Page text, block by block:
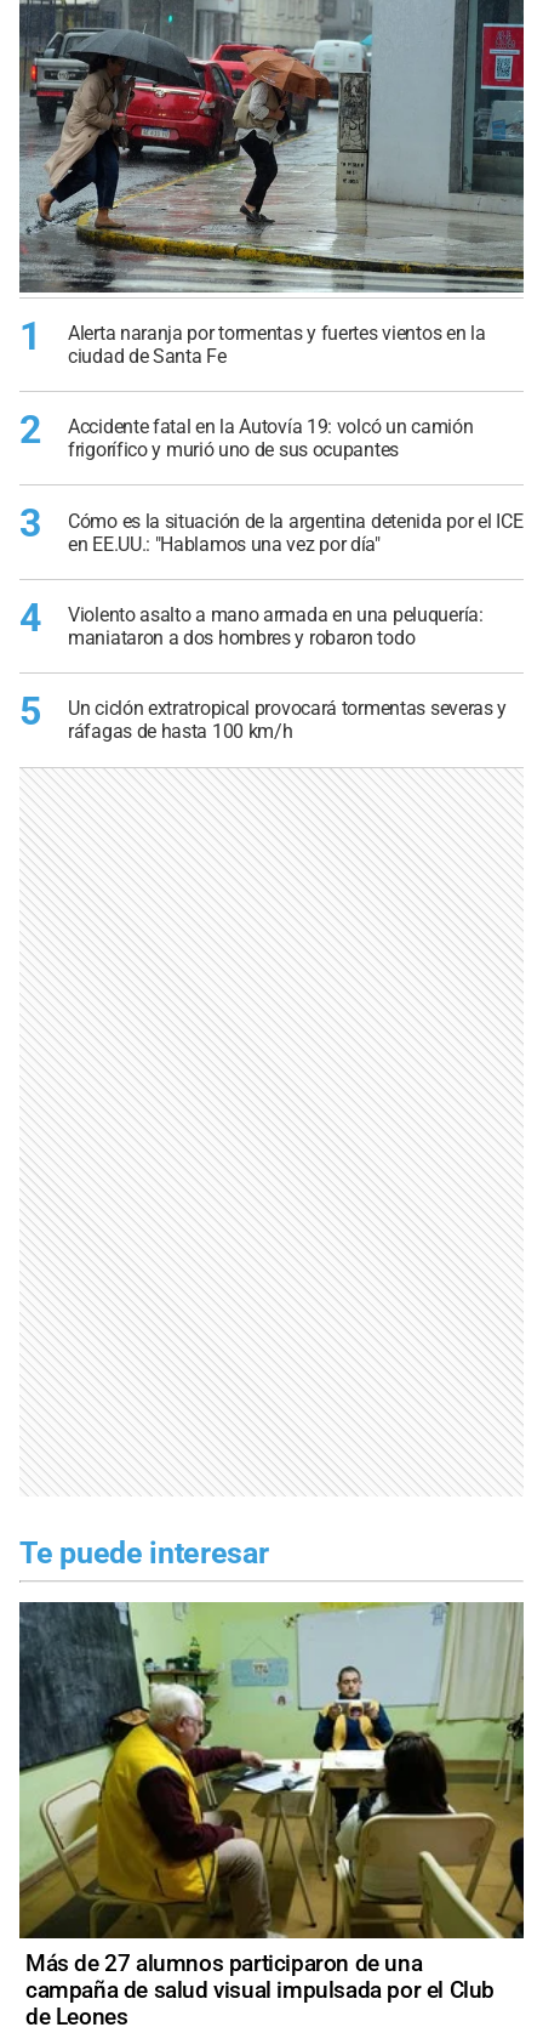
1
Alerta naranja por tormentas y fuertes vientos en la
ciudad de Santa Fe
2
Accidente fatal en la Autovía 19: volcó un camión
frigorífico y murió uno de sus ocupantes
3
Cómo es la situación de la argentina detenida por el ICE
en EE.UU.: "Hablamos una vez por día"
4
Violento asalto a mano armada en una peluquería:
maniataron a dos hombres y robaron todo
5
Un ciclón extratropical provocará tormentas severas y
ráfagas de hasta 100 km/h
Te puede interesar
Más de 27 alumnos participaron de una
campaña de salud visual impulsada por el Club
de Leones